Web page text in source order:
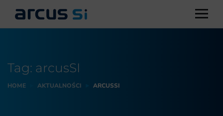
Tag: arcusSI
HOME AKTUALNOŚCI ARCUSSI